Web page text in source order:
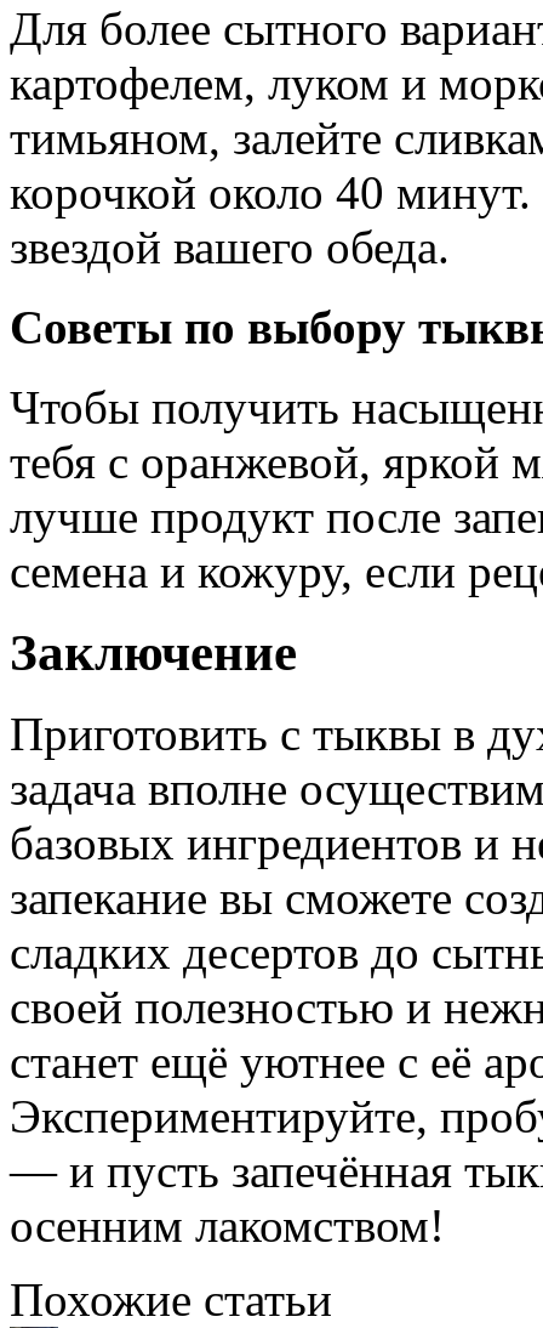
Для более сытного
картофелем, луком и
тимьяном, залейте
корочкой около 40
звездой вашего обеда.
Советы по выбору
Чтобы получить
тебя с оранжевой, яркой
лучше продукт после
семена и кожуру, если
Заключение
Приготовить с тыквы в
задача вполне
базовых ингредиентов и
запекание вы сможете
сладких десертов до
своей полезностью и
станет ещё уютнее с её
Экспериментируйте,
— и пусть запечённая
осенним лакомством!
Похожие статьи